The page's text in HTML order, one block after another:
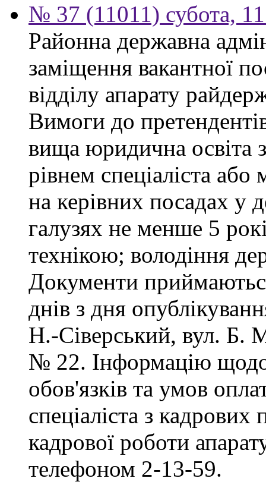
№ 37 (11011) субота,
Районна державна
заміщення вакантної
відділу апарату
Вимоги до
вища юридична освіта
рівнем спеціаліста
на керівних посадах у
галузях не менше 5
технікою; володіння
Документи
днів з дня
Н.-Сіверський, вул. Б.
№ 22. Інформацію
обов'язків та умов
спеціаліста з кадрових
кадрової роботи
телефоном 2-13-59.